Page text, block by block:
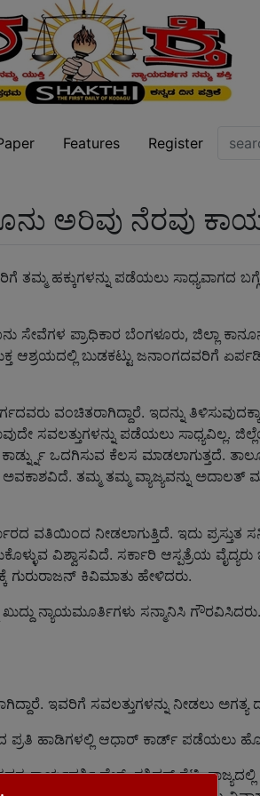
Features Register
ಅರಿವು ನೆರವು
ಹಕ್ಕುಗಳನ್ನು ಪಡೆಯಲು ಸಾಧ್ಯವಾಗದ
ಪ್ರಾಧಿಕಾರ ಬೆಂಗಳೂರು, ಜಿಲ್ಲಾ
ಬುಡಕಟ್ಟು ಜನಾಂಗದವರಿಗೆ
ವಂಚಿತರಾಗಿದ್ದಾರೆ. ಇದನ್ನು
ಸವಲತ್ತುಗಳನ್ನು ಪಡೆಯಲು ಸಾಧ್ಯವಿಲ್ಲ.
ಒದಗಿಸುವ ಕೆಲಸ ಮಾಡಲಾಗುತ್ತದೆ.
ತಮ್ಮ ತಮ್ಮ ವ್ಯಾಜ್ಯವನ್ನು ಅದಾಲತ್
ವತಿಯಿಂದ ನೀಡಲಾಗುತ್ತಿದೆ. ಇದು ಪ್ರಸ್ತುತ
ವಿಶ್ವಾಸವಿದೆ. ಸರ್ಕಾರಿ ಆಸ್ಪತ್ರೆಯ
ಗುರುರಾಜನ್ ಕಿವಿಮಾತು ಹೇಳಿದರು.
ನ್ಯಾಯಮೂರ್ತಿಗಳು ಸನ್ಮಾನಿಸಿ
ಇವರಿಗೆ ಸವಲತ್ತುಗಳನ್ನು ನೀಡಲು ಅಗತ್ಯ
ಪ್ರತಿ ಹಾಡಿಗಳಲ್ಲಿ ಆಧಾರ್ ಕಾರ್ಡ್ ಪಡೆಯಲು
ಕಾರ್ಯದರ್ಶಿ ಹೆಚ್. ಶಶಿಧರ್ ಶೆಟ್ಟಿ, ರಾಜ್ಯದಲ್ಲಿ